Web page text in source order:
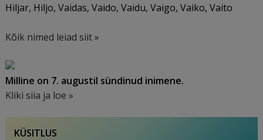
Hiljar, Hiljo, Vaidas, Vaido, Vaidu, Vaigo, Vaiko, Vaito
Kõik nimed leiad siit »
Milline on 7. augustil sündinud inimene.
Kliki siia ja loe »
KÜSITLUS